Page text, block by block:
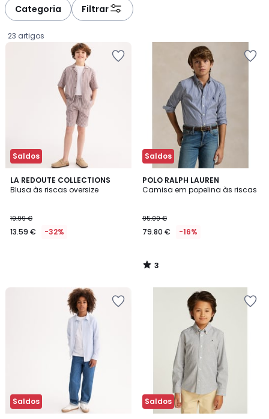
Categoria Filtrar
23 artigos
Saldos
LA REDOUTE COLLECTIONS
Blusa às riscas oversize
€
em
19.99 €
13.59 € -32%
Saldos
POLO RALPH LAUREN
Camisa em popelina às riscas
95.00 €
79.80 € -16%
3
/
3
/
Saldos Saldos